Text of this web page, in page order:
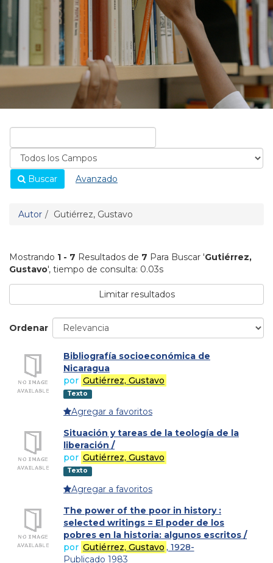
Buscar Avanzado
Autor Gutiérrez, Gustavo
Mostrando 1 - 7 Resultados de 7 Para Buscar 'Gutiérrez,
Gustavo', tiempo de consulta: 0.03s
Limitar resultados
Ordenar
Bibliografía socioeconómica de
Nicaragua
por Gutiérrez, Gustavo
Texto
Agregar a favoritos
Situación y tareas de la teología de la
liberación /
por Gutiérrez, Gustavo
Texto
Agregar a favoritos
The power of the poor in history :
selected writings = El poder de los
pobres en la historia: algunos escritos /
por Gutiérrez, Gustavo , 1928-
Publicado 1983